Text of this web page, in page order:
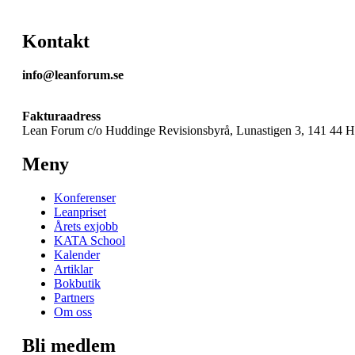
Kontakt
info@leanforum.se
Fakturaadress
Lean Forum c/o Huddinge Revisionsbyrå, Lunastigen 3, 141 44
Meny
Konferenser
Leanpriset
Årets exjobb
KATA School
Kalender
Artiklar
Bokbutik
Partners
Om oss
Bli medlem